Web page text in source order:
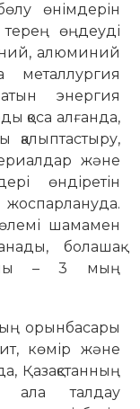
өнімдерін
өңдеуді
алюминий
энергия
қоса алғанда,
қалыптастыру,
және
өндіретін
шамамен
болашақ
– 3 мың
орынбасары
көмір және
Қазақстанның
ала талдау